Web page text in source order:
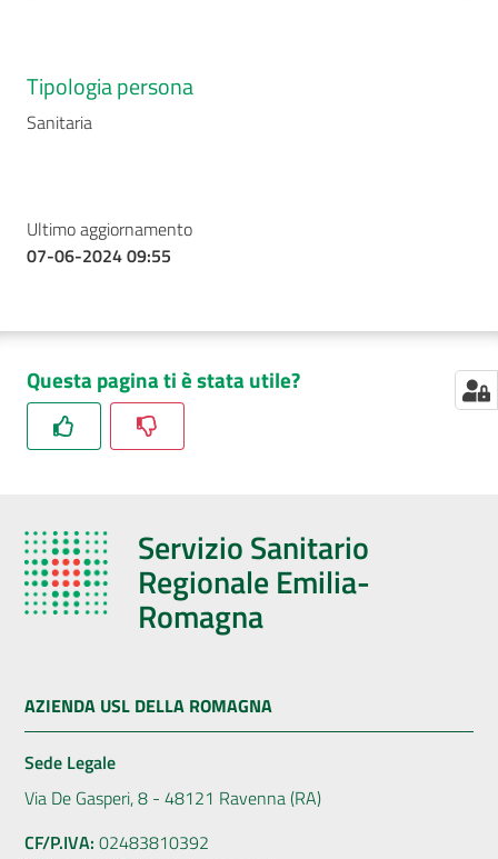
Tipologia persona
Sanitaria
Ultimo aggiornamento
07-06-2024 09:55
Questa pagina ti è stata utile?
Servizio Sanitario
Regionale Emilia-
Romagna
AZIENDA USL DELLA ROMAGNA
Sede Legale
Via De Gasperi, 8 - 48121 Ravenna (RA)
CF/P.IVA: 02483810392